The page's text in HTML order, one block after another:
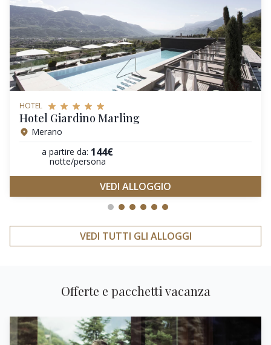
HOTEL
Hotel Giardino Marling
Merano
a partire da: 144€
notte/persona
VEDI ALLOGGIO
VEDI TUTTI GLI ALLOGGI
Offerte e pacchetti vacanza